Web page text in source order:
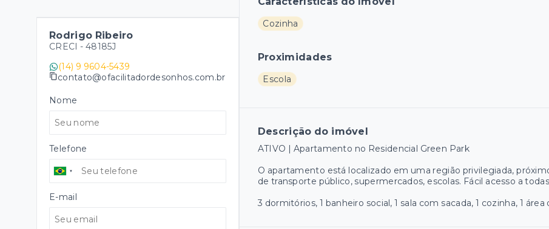
Cozinha
Proximidades
Escola
Descrição do imóvel
ATIVO | Apartamento no Residencial Green Park
O apartamento está localizado em uma região privilegiada,
de transporte público, supermercados, escolas. Fácil acesso a
3 dormitórios, 1 banheiro social, 1 sala com sacada, 1 cozinha, 1
Rodrigo Ribeiro
CRECI - 48185J
(14) 9 9604-5439
contato@ofacilitadordesonhos.com.br
Nome
Telefone
E-mail